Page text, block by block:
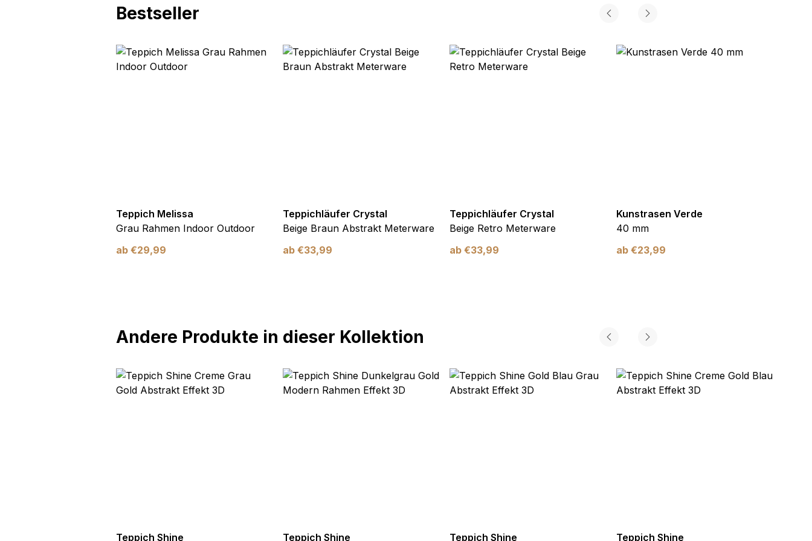
Bestseller
Teppich Melissa
Grau Rahmen Indoor Outdoor
ab €29,99
Teppichläufer Crystal
Beige Braun Abstrakt Meterware
ab €33,99
Teppichläufer Crystal
Beige Retro Meterware
ab €33,99
Kunstrasen Verde
40 mm
ab €23,99
Andere Produkte in dieser Kollektion
Teppich Shine Teppich Shine Teppich Shine Teppich Shine